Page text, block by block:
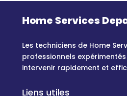
Home Services
Les techniciens de Home
professionnels
intervenir rapidement et
Liens utiles